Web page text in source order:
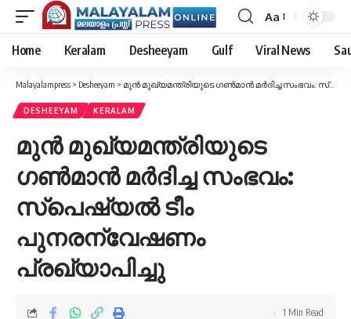
Font
Resizer
Aa
Home Keralam Desheeyam Gulf Viral News
Malayalampress > Desheeyam > മുൻ മുഖ്യമന്ത്രിയുടെ ഗൺമാൻ മർദിച്ച സംഭവം: സ്പെഷ്യൽ ടീം പുനരന്വേഷണം പ്രഖ്യാപിച്ചു
DESHEEYAM KERALAM
മുൻ മുഖ്യമന്ത്രിയുടെ
ഗൺമാൻ മർദിച്ച സംഭവം:
സ്പെഷ്യൽ ടീം
പുനരന്വേഷണം
പ്രഖ്യാപിച്ചു
1 Min Read